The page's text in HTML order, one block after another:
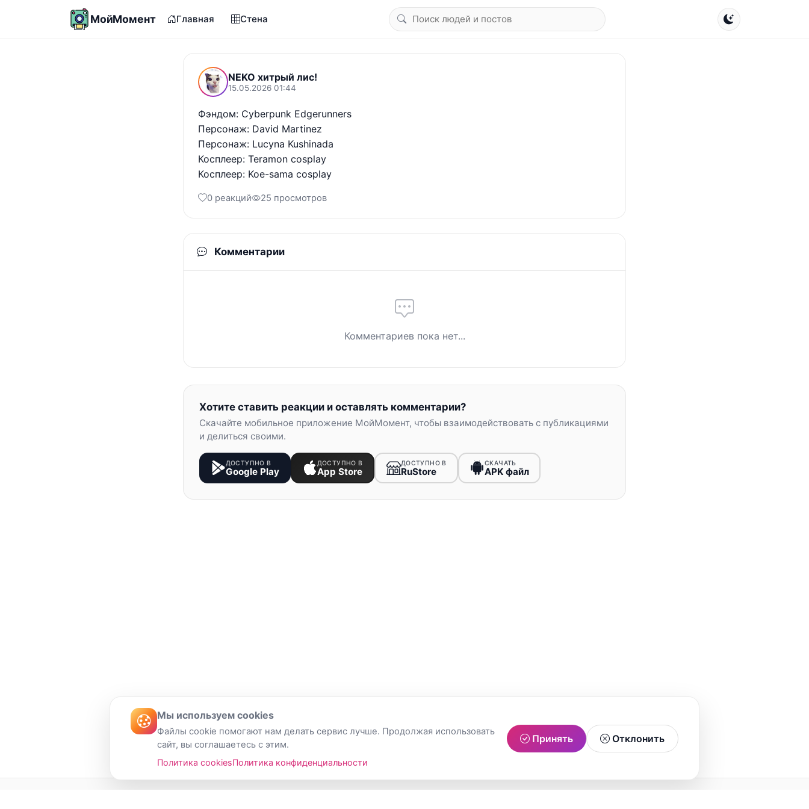
МойМомент Главная Стена
NEKO хитрый лис!
15.05.2026 01:44
Фэндом: Cyberpunk Edgerunners
Персонаж: David Martinez
Персонаж: Lucyna Kushinada
Косплеер: Teramon cosplay
Косплеер: Koe-sama cosplay
0 реакций 25 просмотров
Комментарии
Комментариев пока нет...
Хотите ставить реакции и оставлять комментарии?
Скачайте мобильное приложение МойМомент, чтобы взаимодействовать с публикациями
и делиться своими.
ДОСТУПНО В
Google Play
ДОСТУПНО В
App Store
ДОСТУПНО В
RuStore
СКАЧАТЬ
APK файл
Мы используем cookies
Файлы cookie помогают нам делать сервис лучше. Продолжая использовать
сайт, вы соглашаетесь с этим.
Политика cookiesПолитика конфиденциальности
Принять Отклонить